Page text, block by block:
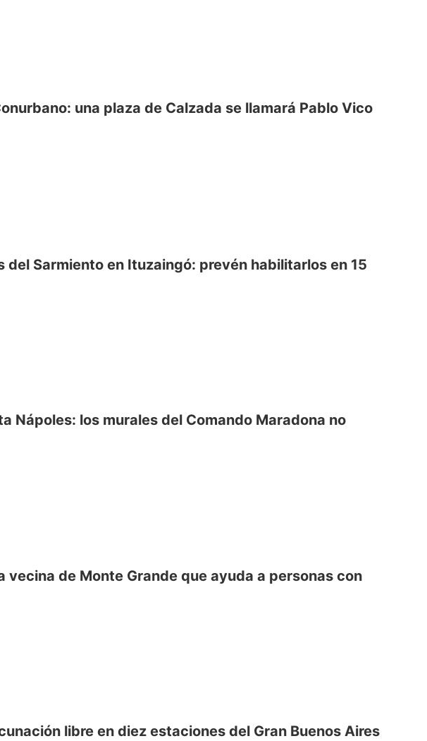
una plaza de Calzada se llamará Pablo Vico
Sarmiento en Ituzaingó: prevén habilitarlos en 15
Nápoles: los murales del Comando Maradona no
vecina de Monte Grande que ayuda a personas con
libre en diez estaciones del Gran Buenos Aires